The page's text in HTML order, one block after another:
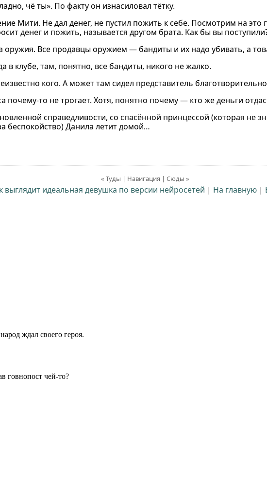
чё ты». По факту он изнасиловал тётку.
Мити. Не дал денег, не пустил пожить к себе. Посмотрим на это
денег и пожить, называется другом брата. Как бы вы
оружия. Все продавцы оружием — бандиты и их надо убивать, а
в клубе, там, понятно, все бандиты, никого не жалко.
кого. А может там сидел представитель
то не трогает. Хотя, понятно почему — кто же деньги
справедливости, со спасённой принцессой (которая не
беспокойство) Данила летит домой…
« Туды | Навигация | Сюды »
выглядит идеальная девушка по версии нейросетей | На главную |